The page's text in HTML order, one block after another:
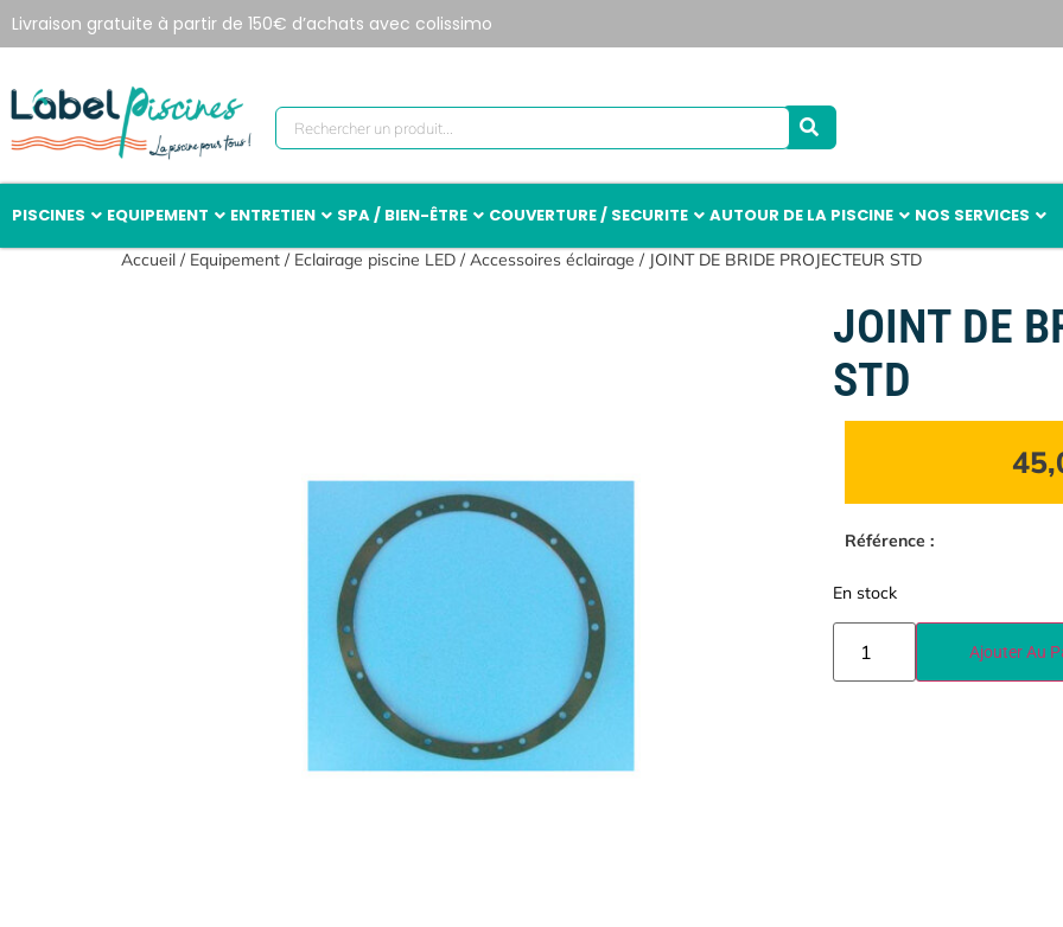
Livraison gratuite à partir de 150€ d’achats avec colissimo
PISCINES EQUIPEMENT ENTRETIEN SPA / BIEN-ÊTRE COUVERTURE / SECURITE AUTOUR DE LA PISCINE NOS SERVICES
Accueil / Equipement / Eclairage piscine LED /Accessoires éclairage / JOINT DE BRIDE PROJECTEUR STD
JOINT DE
STD
Référence :
En stock
Ajouter Au